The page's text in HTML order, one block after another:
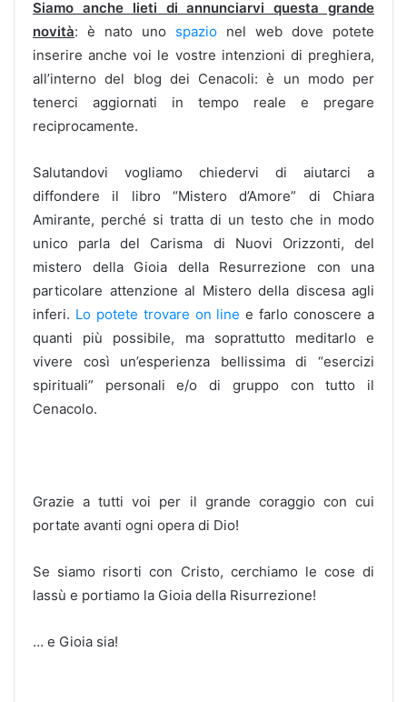
Siamo anche lieti di annunciarvi questa grande
novità: è nato uno spazio nel web dove potete
inserire anche voi le vostre intenzioni di preghiera,
all’interno del blog dei Cenacoli: è un modo per
tenerci aggiornati in tempo reale e pregare
reciprocamente.
Salutandovi vogliamo chiedervi di aiutarci a
diffondere il libro “Mistero d’Amore” di Chiara
Amirante, perché si tratta di un testo che in modo
unico parla del Carisma di Nuovi Orizzonti, del
mistero della Gioia della Resurrezione con una
particolare attenzione al Mistero della discesa agli
inferi. Lo potete trovare on line e farlo conoscere a
quanti più possibile, ma soprattutto meditarlo e
vivere così un’esperienza bellissima di “esercizi
spirituali” personali e/o di gruppo con tutto il
Cenacolo.
Grazie a tutti voi per il grande coraggio con cui
portate avanti ogni opera di Dio!
Se siamo risorti con Cristo, cerchiamo le cose di
lassù e portiamo la Gioia della Risurrezione!
… e Gioia sia!